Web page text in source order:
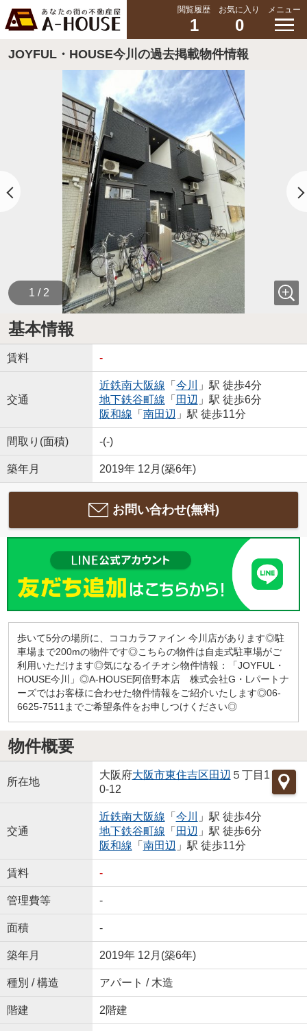
閲覧履歴
1
お気に入り
0
メニュー
JOYFUL・HOUSE今川の過去掲載物件情報
1 / 2
基本情報
賃料 -
交通
近鉄南大阪線 「 今川
」駅 徒歩4分
地下鉄谷町線 「 田辺 」駅 徒歩6分
阪和線 「 南田辺 」駅 徒歩11分
間取り(面積) -(-)
築年月 2019年 12月(築6年)
お問い合わせ(無料)
歩いて5分の場所に、ココカラファイン 今川店があります◎駐
車場まで200mの物件です◎こちらの物件は自走式駐車場がご
利用いただけます◎気になるイチオシ物件情報：「JOYFUL・
HOUSE今川」◎A-HOUSE阿倍野本店 株式会社G・Lパートナ
ーズではお客様に合わせた物件情報をご紹介いたします◎06-
6625-7511までご希望条件をお申しつけください◎
物件概要
所在地
大阪府大阪市東住吉区田辺 ５丁目1
0-12
交通
近鉄南大阪線 「 今川
」駅 徒歩4分
地下鉄谷町線 「 田辺 」駅 徒歩6分
阪和線 「 南田辺 」駅 徒歩11分
賃料 -
管理費等 -
面積 -
築年月 2019年 12月(築6年)
種別 / 構造 アパート / 木造
階建 2階建